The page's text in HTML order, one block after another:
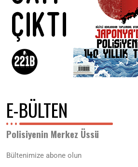
E-BÜLTEN
Polisiyenin Merkez Üssü
Bültenimize abone olun